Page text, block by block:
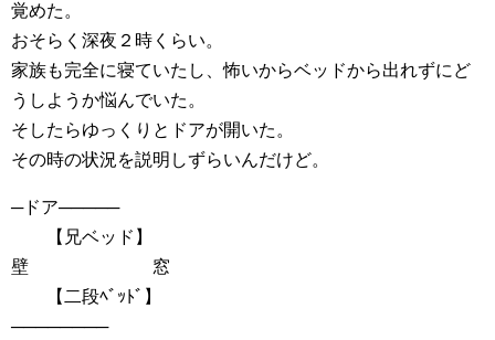
覚めた。
おそらく深夜２時くらい。
家族も完全に寝ていたし、怖いからベッドから出れずにど
うしようか悩んでいた。
そしたらゆっくりとドアが開いた。
その時の状況を説明しずらいんだけど。
─ドア─────
【兄ベッド】
壁 窓
【二段ﾍﾞｯﾄﾞ】
────────